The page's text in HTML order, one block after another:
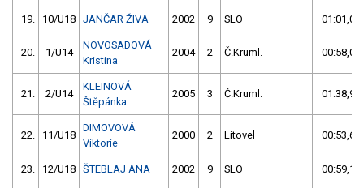
19. 10/U18 JANČAR ŽIVA 2002 9 SLO 01:01,09
20. 1/U14
NOVOSADOVÁ
Kristina
2004 2 Č.Kruml. 00:58,05
21. 2/U14
KLEINOVÁ
Štěpánka
2005 3 Č.Kruml. 01:38,98
22. 11/U18
DIMOVOVÁ
Viktorie
2000 2 Litovel 00:53,63
23. 12/U18 ŠTEBLAJ ANA 2002 9 SLO 00:59,18